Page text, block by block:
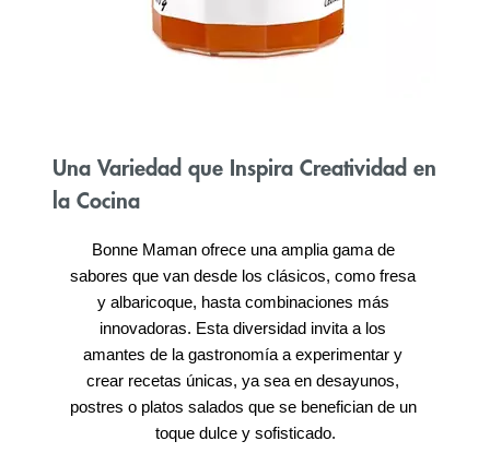
Una Variedad que Inspira Creatividad en
la Cocina
Bonne Maman ofrece una amplia gama de
sabores que van desde los clásicos, como fresa
y albaricoque, hasta combinaciones más
innovadoras. Esta diversidad invita a los
amantes de la gastronomía a experimentar y
crear recetas únicas, ya sea en desayunos,
postres o platos salados que se benefician de un
toque dulce y sofisticado.